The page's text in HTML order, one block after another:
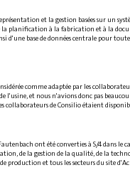
et la gestion basées sur un
planification à la fabrication et à la
d'une base de données centrale pour
comme adaptée par les
l'usine, et nous n'avions donc pas
collaborateurs de Consilio étaient
ont été converties à S/4 dans le
de la gestion de la qualité, de la
production et tous les secteurs du site